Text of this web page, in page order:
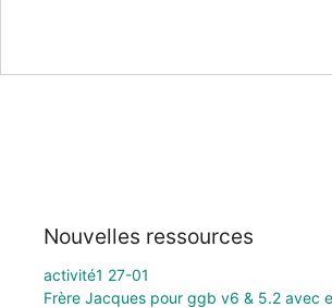
Nouvelles ressources
activité1 27-01
Frère Jacques pour ggb v6 & 5.2 avec